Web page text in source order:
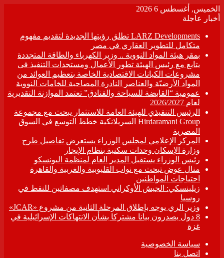
الخميس, أغسطس 6 2026
أخبار عاجلة
LARZ Developments تطلق رؤيتها الجديدة لتقديم مفهوم
متكامل للتطوير العقاري في مصر
بمقر هيئة المواد النووية .. وزير الكهرباء والطاقة المتجددة
يتابع مع رئيس الهيئة تطور الأعمال ومستجدات التنفيذ فى
مشروعات الكيانات الاقتصادية الخاصة بتعظيم العوائد من
المواد الأرضيّة والعناصر النادرة المصاحبة للخامات النووية
عمومية “القابضة للسياحة والفنادق” تعتمد الموازنة التقديرية
لعام 2026/2027
الرئيس التنفيذي للهيئة العامة للاستثمار يبحث مع مجموعة
Hirdaramani Group السريلانكية خطط التوسع في السوق
المصرية
المركز الإعلامي لمجلس الوزراء يستعرض تفاصيل طرح
وزارة الإسكان وحدات سكنية بنظام الإيجار
رئيس الوزراء يستقبل المدير العام لمنظمة اليونسكو
منال عوض تبحث مع نواب القليوبية والغربية والقاهرة
احتياجات المواطنين
زيلينسكي: الجيش الأوكراني استهدف مصفاتين للنفط في
روسيا
وزير الري يوجه بإطلاق المرحلة الثانية من مشروع «JCAR»
8 دول يصدرون بيانا مشتركا بشأن الانتهاكات الإسرائيلية في
غزة
سياسة الخصوصية
اتصل بنا